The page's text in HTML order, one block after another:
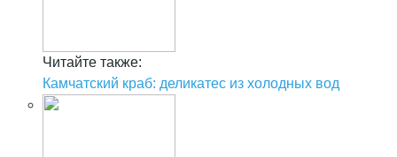
Читайте также:
Камчатский краб: деликатес из холодных вод